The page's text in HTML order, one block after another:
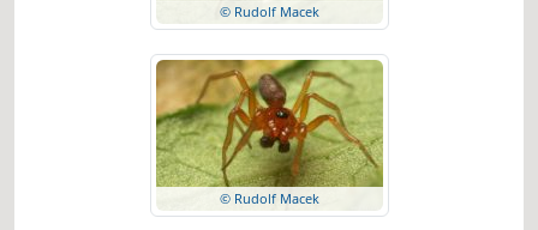
© Rudolf Macek
© Rudolf Macek